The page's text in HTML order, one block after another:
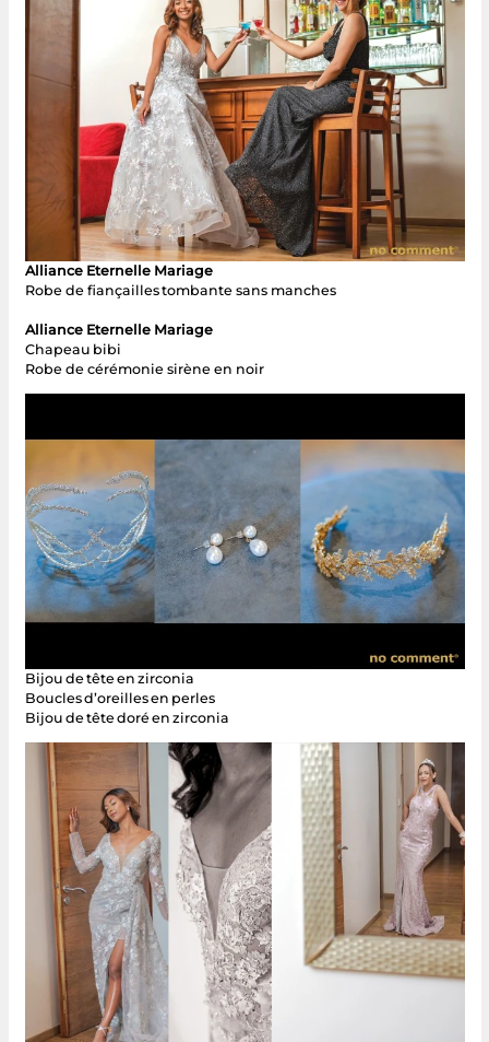
Alliance Eternelle Mariage
Robe de fiançailles tombante sans manches
Alliance Eternelle Mariage
Chapeau bibi
Robe de cérémonie sirène en noir
Bijou de tête en zirconia
Boucles d’oreilles en perles
Bijou de tête doré en zirconia